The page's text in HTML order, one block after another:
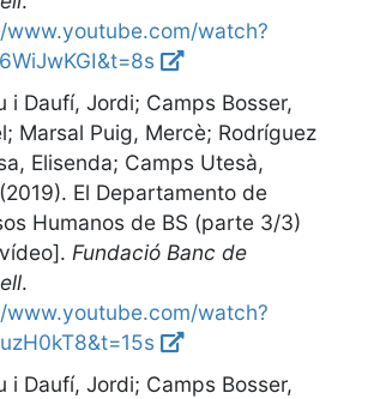
watch?
i Daufí, Jordi; Camps Bosser,
Marsal Puig, Mercè; Rodríguez
Elisenda; Camps Utesà,
El Departamento de
Humanos de BS (parte 3/3)
. Fundació Banc de
.
watch?
i Daufí, Jordi; Camps Bosser,